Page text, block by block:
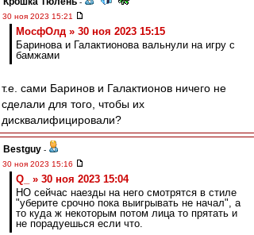
-
30 ноя 2023 15:21
МосфОлд » 30 ноя 2023 15:15
Баринова и Галактионова вальнули на игру с
бамжами
т.е. сами Баринов и Галактионов ничего не
сделали для того, чтобы их
дисквалифицировали?
Bestguy -
30 ноя 2023 15:16
Q_ » 30 ноя 2023 15:04
НО сейчас наезды на него смотрятся в стиле
"уберите срочно пока выигрывать не начал", а
то куда ж некоторым потом лица то прятать и
не порадуешься если что.